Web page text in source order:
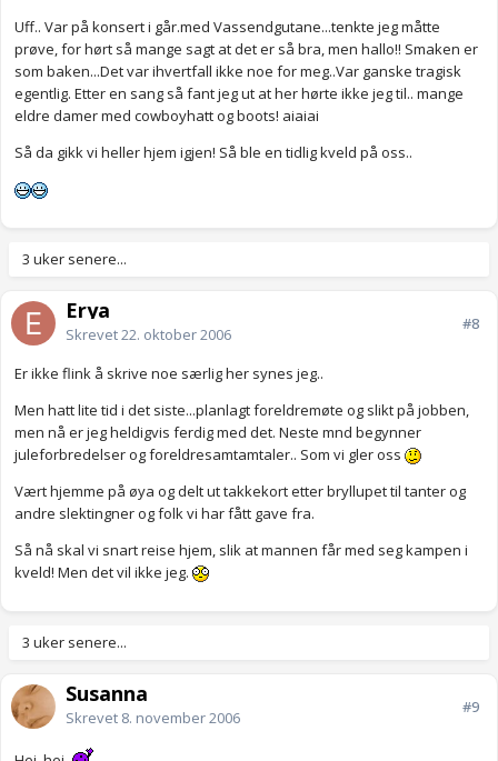
Uff.. Var på konsert i går.med Vassendgutane...tenkte jeg måtte
prøve, for hørt så mange sagt at det er så bra, men hallo!! Smaken er
som baken...Det var ihvertfall ikke noe for meg..Var ganske tragisk
egentlig. Etter en sang så fant jeg ut at her hørte ikke jeg til.. mange
eldre damer med cowboyhatt og boots! aiaiai
Så da gikk vi heller hjem igjen! Så ble en tidlig kveld på oss..
3 uker senere...
Erya
Skrevet22. oktober 2006
#8
Er ikke flink å skrive noe særlig her synes jeg..
Men hatt lite tid i det siste...planlagt foreldremøte og slikt på jobben,
men nå er jeg heldigvis ferdig med det. Neste mnd begynner
juleforbredelser og foreldresamtamtaler.. Som vi gler oss
Vært hjemme på øya og delt ut takkekort etter bryllupet til tanter og
andre slektingner og folk vi har fått gave fra.
Så nå skal vi snart reise hjem, slik at mannen får med seg kampen i
kveld! Men det vil ikke jeg.
3 uker senere...
Susanna
Skrevet 8. november 2006
#9